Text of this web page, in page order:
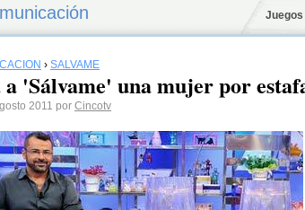
Juegos
› SÁLVAME
'Sálvame' una mujer por
2011 por Cincotv